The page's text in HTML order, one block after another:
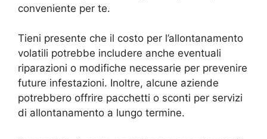
conveniente per te.
Tieni presente che il costo per l’allontanamento
volatili potrebbe includere anche eventuali
riparazioni o modifiche necessarie per prevenire
future infestazioni. Inoltre, alcune aziende
potrebbero offrire pacchetti o sconti per servizi
di allontanamento a lungo termine.